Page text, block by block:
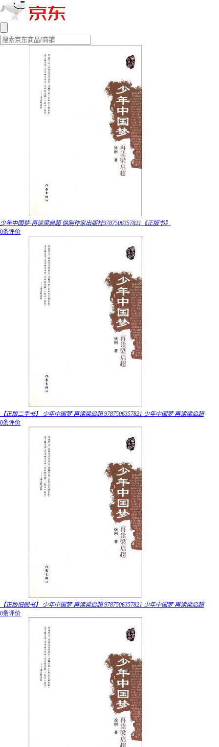
少年中国梦-再读梁启超 徐刚作家出版社9787506357821《正版书》
0条评价
【正版二手书】 少年中国梦 再读梁启超 9787506357821 少年中国梦 再读梁启超
0条评价
【正版旧图书】 少年中国梦 再读梁启超 9787506357821 少年中国梦 再读梁启超
0条评价